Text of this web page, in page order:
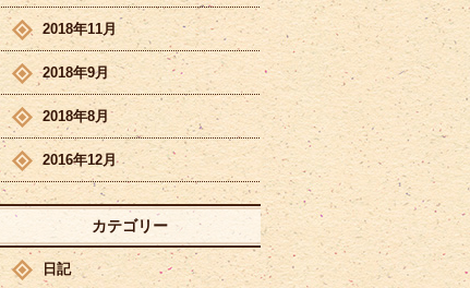
2018年11月
2018年9月
2018年8月
2016年12月
カテゴリー
日記